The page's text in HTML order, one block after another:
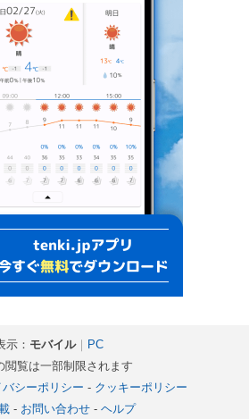
示： モバイル｜ PC
覧は一部制限されます
バシーポリシー - クッキーポリシー
- お問い合わせ- ヘルプ